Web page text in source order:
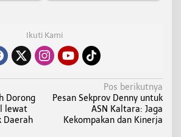
Ikuti Kami
Dorong
lewat
Daerah
Pos berikutnya
Pesan Sekprov Denny untuk
ASN Kaltara: Jaga
Kekompakan dan Kinerja